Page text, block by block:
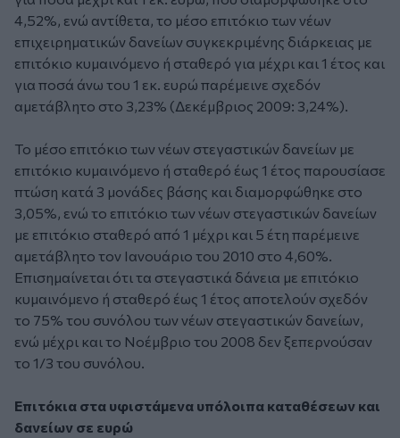
4,52%, ενώ αντίθετα, το μέσο επιτόκιο των νέων
επιχειρηματικών δανείων συγκεκριμένης διάρκειας με
επιτόκιο κυμαινόμενο ή σταθερό για μέχρι και 1 έτος και
για ποσά άνω του 1 εκ. ευρώ παρέμεινε σχεδόν
αμετάβλητο στο 3,23% (Δεκέμβριος 2009: 3,24%).
Το μέσο επιτόκιο των νέων στεγαστικών δανείων με
επιτόκιο κυμαινόμενο ή σταθερό έως 1 έτος παρουσίασε
πτώση κατά 3 μονάδες βάσης και διαμορφώθηκε στο
3,05%, ενώ το επιτόκιο των νέων στεγαστικών δανείων
με επιτόκιο σταθερό από 1 μέχρι και 5 έτη παρέμεινε
αμετάβλητο τον Ιανουάριο του 2010 στο 4,60%.
Επισημαίνεται ότι τα στεγαστικά δάνεια με επιτόκιο
κυμαινόμενο ή σταθερό έως 1 έτος αποτελούν σχεδόν
το 75% του συνόλου των νέων στεγαστικών δανείων,
ενώ μέχρι και το Νοέμβριο του 2008 δεν ξεπερνούσαν
το 1/3 του συνόλου.
Επιτόκια στα υφιστάμενα υπόλοιπα καταθέσεων και
δανείων σε ευρώ